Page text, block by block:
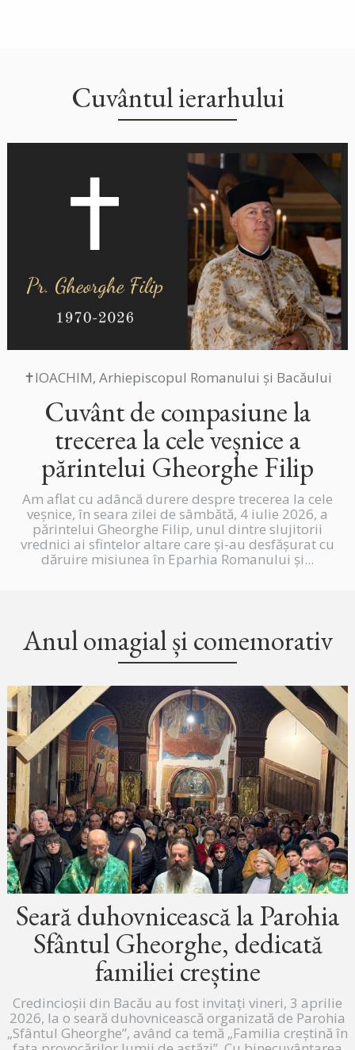
Cuvântul ierarhului
✝IOACHIM, Arhiepiscopul Romanului și Bacăului
Cuvânt de compasiune la
trecerea la cele veșnice a
părintelui Gheorghe Filip
Am aflat cu adâncă durere despre trecerea la cele
veșnice, în seara zilei de sâmbătă, 4 iulie 2026, a
părintelui Gheorghe Filip, unul dintre slujitorii
vrednici ai sfintelor altare care și-au desfășurat cu
dăruire misiunea în Eparhia Romanului și...
Anul omagial și comemorativ
Seară duhovnicească la Parohia
Sfântul Gheorghe, dedicată
familiei creștine
Credincioșii din Bacău au fost invitați vineri, 3 aprilie
2026, la o seară duhovnicească organizată de Parohia
„Sfântul Gheorghe”, având ca temă „Familia creștină în